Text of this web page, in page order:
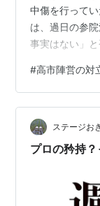
中傷を行って
は、過日の参
事実はない」
記録などを示
女の答弁は言
を否定したこ
急場は凌げる
ず」という彼
#高市陣営の対
ステージお
プロの矜持？